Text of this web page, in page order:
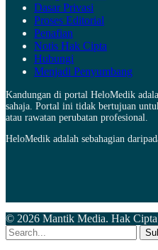
Dasar Privasi
Proses Editorial
Penafian
Notis Hak Cipta
Hubungi
Menjadi Penyumbang
Kandungan di portal HeloMedik
sahaja. Portal ini tidak bertujuan
atau rawatan perubatan profesional.
HeloMedik adalah sebahagian
© 2026 Mantik Media. Hak Cipta